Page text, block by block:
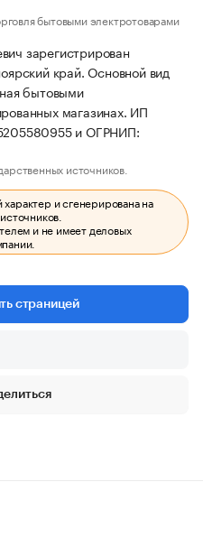
бытовыми электротоварами
зарегистрирован
край. Основной вид
бытовыми
магазинах. ИП
и ОГРНИП:
источников.
и сгенерирована на
и не имеет деловых
страницей